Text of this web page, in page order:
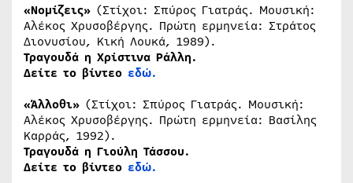
«Νομίζεις» (Στίχοι: Σπύρος Γιατράς. Μουσική:
Αλέκος Χρυσοβέργης. Πρώτη ερμηνεία: Στράτος
Διονυσίου, Κική Λουκά, 1989).
Τραγουδά η Χρίστινα Ράλλη.
Δείτε το βίντεο εδώ.
«Άλλοθι» (Στίχοι: Σπύρος Γιατράς. Μουσική:
Αλέκος Χρυσοβέργης. Πρώτη ερμηνεία: Βασίλης
Καρράς, 1992).
Τραγουδά η Γιούλη Τάσσου.
Δείτε το βίντεο εδώ.